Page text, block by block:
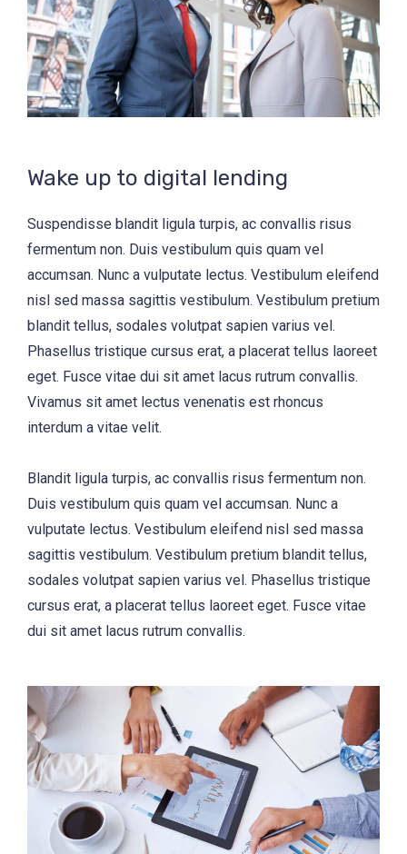
Wake up to digital lending
Suspendisse blandit ligula turpis, ac convallis risus
fermentum non. Duis vestibulum quis quam vel
accumsan. Nunc a vulputate lectus. Vestibulum eleifend
nisl sed massa sagittis vestibulum. Vestibulum pretium
blandit tellus, sodales volutpat sapien varius vel.
Phasellus tristique cursus erat, a placerat tellus laoreet
eget. Fusce vitae dui sit amet lacus rutrum convallis.
Vivamus sit amet lectus venenatis est rhoncus
interdum a vitae velit.
Blandit ligula turpis, ac convallis risus fermentum non.
Duis vestibulum quis quam vel accumsan. Nunc a
vulputate lectus. Vestibulum eleifend nisl sed massa
sagittis vestibulum. Vestibulum pretium blandit tellus,
sodales volutpat sapien varius vel. Phasellus tristique
cursus erat, a placerat tellus laoreet eget. Fusce vitae
dui sit amet lacus rutrum convallis.